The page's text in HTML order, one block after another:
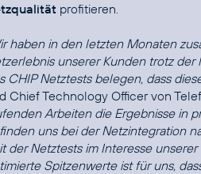
profitieren.
haben in den letzten Monaten
unserer Kunden trotz
CHIP Netztests belegen, dass
Chief Technology Officer von
Arbeiten die Ergebnisse in
uns bei der Netzintegration
der Netztests im Interesse
Spitzenwerte ist für uns,